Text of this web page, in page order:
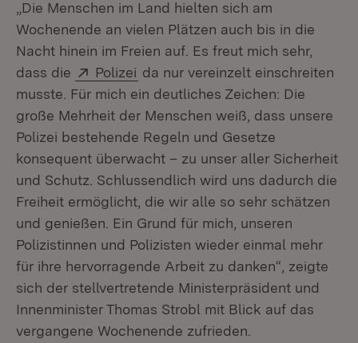
„Die Menschen im Land hielten sich am
Wochenende an vielen Plätzen auch bis in die
Nacht hinein im Freien auf. Es freut mich sehr,
dass die
Extern:
Polizei (Öffnet in neuem Fenster)
da nur vereinzelt einschreiten
musste. Für mich ein deutliches Zeichen: Die
große Mehrheit der Menschen weiß, dass unsere
Polizei bestehende Regeln und Gesetze
konsequent überwacht – zu unser aller Sicherheit
und Schutz. Schlussendlich wird uns dadurch die
Freiheit ermöglicht, die wir alle so sehr schätzen
und genießen. Ein Grund für mich, unseren
Polizistinnen und Polizisten wieder einmal mehr
für ihre hervorragende Arbeit zu danken“, zeigte
sich der stellvertretende Ministerpräsident und
Innenminister Thomas Strobl mit Blick auf das
vergangene Wochenende zufrieden.